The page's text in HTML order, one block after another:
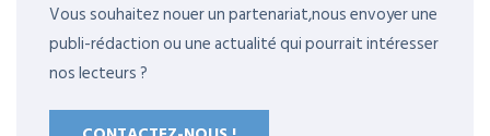
Vous souhaitez nouer un partenariat,nous envoyer une
publi-rédaction ou une actualité qui pourrait intéresser
nos lecteurs ?